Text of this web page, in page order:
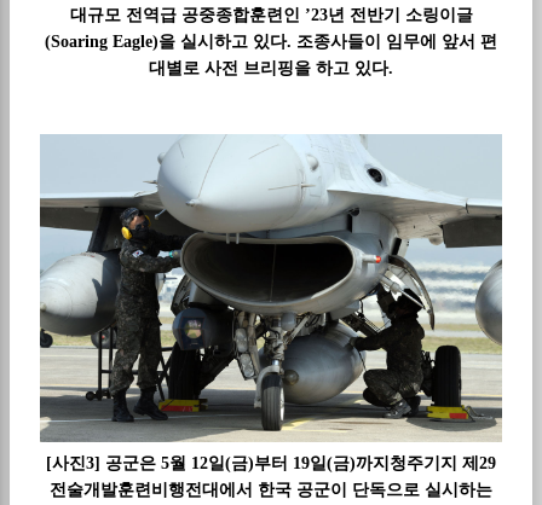
대규모 전역급 공중종합훈련인 ’23년 전반기 소링이글
(Soaring Eagle)을 실시하고 있다. 조종사들이 임무에 앞서 편
대별로 사전 브리핑을 하고 있다.
[사진3] 공군은 5월 12일(금)부터 19일(금)까지청주기지 제29
전술개발훈련비행전대에서 한국 공군이 단독으로 실시하는